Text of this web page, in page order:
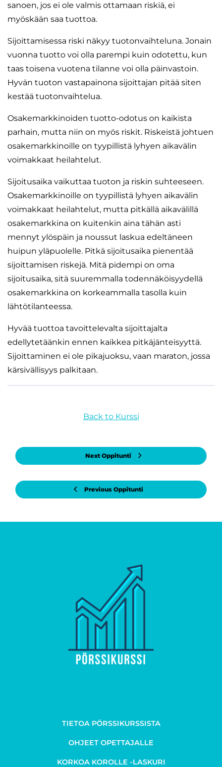
sanoen, jos ei ole valmis ottamaan riskiä, ei
myöskään saa tuottoa.
Sijoittamisessa riski näkyy tuotonvaihteluna. Jonain
vuonna tuotto voi olla parempi kuin odotettu, kun
taas toisena vuotena tilanne voi olla päinvastoin.
Hyvän tuoton vastapainona sijoittajan pitää siten
kestää tuotonvaihtelua.
Osakemarkkinoiden tuotto-odotus on kaikista
parhain, mutta niin on myös riskit. Riskeistä johtuen
osakemarkkinoille on tyypillistä lyhyen aikavälin
voimakkaat heilahtelut.
Sijoitusaika vaikuttaa tuoton ja riskin suhteeseen.
Osakemarkkinoille on tyypillistä lyhyen aikavälin
voimakkaat heilahtelut, mutta pitkällä aikavälillä
osakemarkkina on kuitenkin aina tähän asti
mennyt ylöspäin ja noussut laskua edeltäneen
huipun yläpuolelle. Pitkä sijoitusaika pienentää
sijoittamisen riskejä. Mitä pidempi on oma
sijoitusaika, sitä suuremmalla todennäköisyydellä
osakemarkkina on korkeammalla tasolla kuin
lähtötilanteessa.
Hyvää tuottoa tavoittelevalta sijoittajalta
edellytetäänkin ennen kaikkea pitkäjänteisyyttä.
Sijoittaminen ei ole pikajuoksu, vaan maraton, jossa
kärsivällisyys palkitaan.
Previous Oppitunti
Back to Kurssi
Next Oppitunti
TIETOA PÖRSSIKURSSISTA
OHJEET OPETTAJALLE
KORKOA KOROLLE -LASKURI